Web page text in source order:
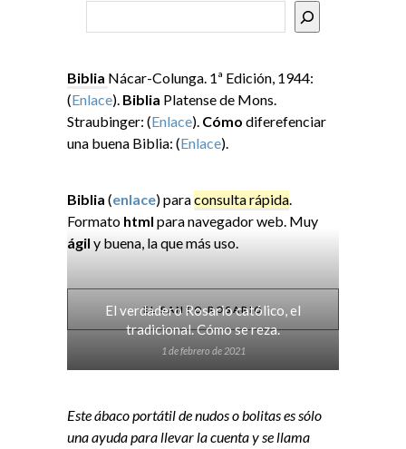
Biblia Nácar-Colunga. 1ª Edición, 1944:
(Enlace). Biblia Platense de Mons.
Straubinger: (Enlace). Cómo diferefenciar
una buena Biblia: (Enlace).
Biblia (enlace) paraconsulta rápida.
Formato html para navegador web. Muy
ágily buena, la que más uso.
EL SANTO ROSARIO
El verdadero Rosario católico, el
tradicional. Cómo se reza.
1 de febrero de 2021
Este ábaco portátil de nudos o bolitas es sólo
una ayuda para llevar la cuenta y se llama